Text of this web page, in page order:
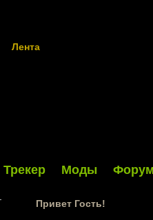
Лента
Трекер Моды Форум
Привет Гость!